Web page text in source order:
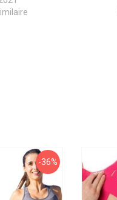
-36%